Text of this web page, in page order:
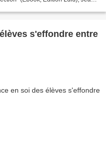
s'effondre entre